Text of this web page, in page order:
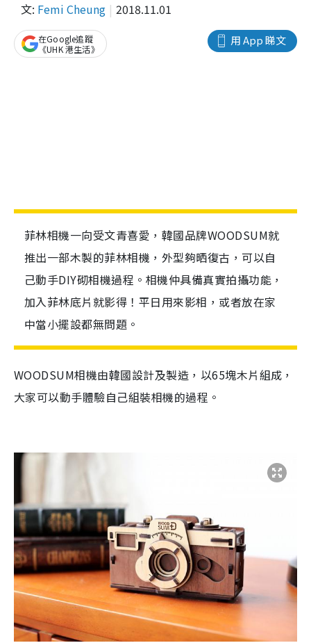
文: Femi Cheung 2018.11.01
用 App 睇文
在Google追蹤
《UHK 港生活》
菲林相機一向受文青喜愛，韓國品牌WOODSUM就
推出一部木製的菲林相機，外型夠晒復古，可以自
己動手DIY砌相機過程。相機仲具備真實拍攝功能，
加入菲林底片就影得！平日用來影相，或者放在家
中當小擺設都無問題。
WOODSUM相機由韓國設計及製造，以65塊木片組成，
大家可以動手體驗自己組裝相機的過程。